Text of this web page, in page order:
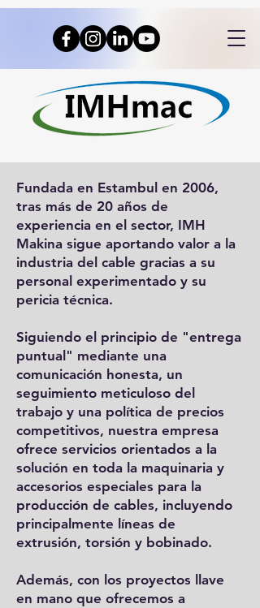
Fundada en Estambul en 2006,
tras más de 20 años de
experiencia en el sector, IMH
Makina sigue aportando valor a la
industria del cable gracias a su
personal experimentado y su
pericia técnica.
Siguiendo el principio de "entrega
puntual" mediante una
comunicación honesta, un
seguimiento meticuloso del
trabajo y una política de precios
competitivos, nuestra empresa
ofrece servicios orientados a la
solución en toda la maquinaria y
accesorios especiales para la
producción de cables, incluyendo
principalmente líneas de
extrusión, torsión y bobinado.
Además, con los proyectos llave
en mano que ofrecemos a